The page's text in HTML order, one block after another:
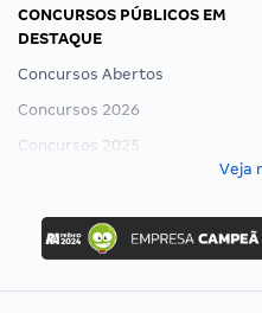
CONCURSOS PÚBLICOS EM
DESTAQUE
Concursos Abertos
Concursos 2026
Concursos 2025
Concurso Ibama
Concurso MPU
Editais publicados
Veja